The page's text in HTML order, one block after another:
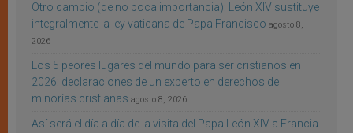
Otro cambio (de no poca importancia): León XIV sustituye
integralmente la ley vaticana de Papa Francisco agosto 8,
2026
Los 5 peores lugares del mundo para ser cristianos en
2026: declaraciones de un experto en derechos de
minorías cristianas agosto 8, 2026
Así será el día a día de la visita del Papa León XIV a Francia